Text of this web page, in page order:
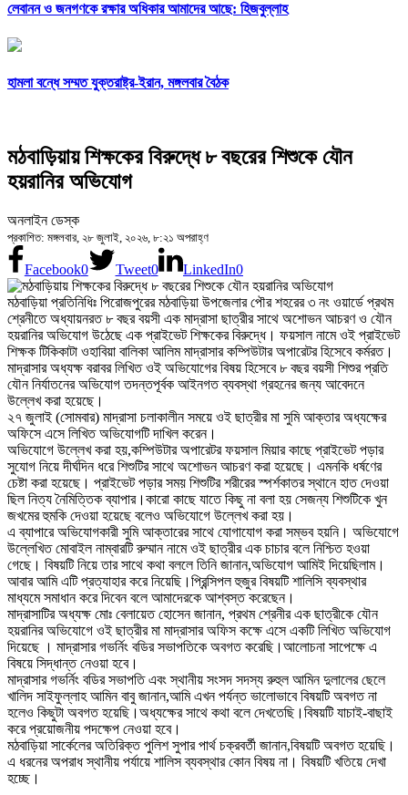
লেবানন ও জনগণকে রক্ষার অধিকার আমাদের আছে: হিজবুল্লাহ
হামলা বন্ধে সম্মত যুক্তরাষ্ট্র-ইরান, মঙ্গলবার বৈঠক
মঠবাড়িয়ায় শিক্ষকের বিরুদ্ধে ৮ বছরের শিশুকে যৌন
হয়রানির অভিযোগ
অনলাইন ডেস্ক
প্রকাশিত: মঙ্গলবার, ২৮ জুলাই, ২০২৬, ৮:২১ অপরাহ্ণ
Facebook0 Tweet0 LinkedIn0
মঠবাড়িয়া প্রতিনিধিঃ পিরোজপুরের মঠবাড়িয়া উপজেলার পৌর শহরের ৩ নং ওয়ার্ডে প্রথম
শ্রেনীতে অধ্যায়নরত ৮ বছর বয়সী এক মাদ্রাসা ছাত্রীর সাথে অশোভন আচরণ ও যৌন
হয়রানির অভিযোগ উঠেছে এক প্রাইভেট শিক্ষকের বিরুদ্ধে। ফয়সাল নামে ওই প্রাইভেট
শিক্ষক টিকিকাটা ওহাবিয়া বালিকা আলিম মাদ্রাসার কম্পিউটার অপারেটর হিসেবে কর্মরত।
মাদ্রাসার অধ্যক্ষ বরাবর লিখিত ওই অভিযোগের বিষয় হিসেবে ৮ বছর বয়সী শিশুর প্রতি
যৌন নির্যাতনের অভিযোগ তদন্তপূর্বক আইনগত ব্যবস্থা গ্রহনের জন্য আবেদনে
উল্লেখ করা হয়েছে।
২৭ জুলাই (সোমবার) মাদ্রাসা চলাকালীন সময়ে ওই ছাত্রীর মা সুমি আক্তার অধ্যক্ষের
অফিসে এসে লিখিত অভিযোগটি দাখিল করেন।
অভিযোগে উল্লেখ করা হয়,কম্পিউটার অপারেটর ফয়সাল মিয়ার কাছে প্রাইভেট পড়ার
সুযোগ নিয়ে দীর্ঘদিন ধরে শিশুটির সাথে অশোভন আচরণ করা হয়েছে। এমনকি ধর্ষণের
চেষ্টা করা হয়েছে। প্রাইভেট পড়ার সময় শিশুটির শরীরের স্পর্শকাতর স্থানে হাত দেওয়া
ছিল নিত্য নৈমিত্তিক ব্যাপার।কারো কাছে যাতে কিছু না বলা হয় সেজন্য শিশুটিকে খুন
জখমের হুমকি দেওয়া হয়েছে বলেও অভিযোগে উল্লেখ করা হয়।
এ ব্যাপারে অভিযোগকারী সুমি আক্তারের সাথে যোগাযোগ করা সম্ভব হয়নি। অভিযোগে
উল্লেখিত মোবাইল নাম্বারটি রুম্মান নামে ওই ছাত্রীর এক চাচার বলে নিশ্চিত হওয়া
গেছে। বিষয়টি নিয়ে তার সাথে কথা বললে তিনি জানান,অভিযোগ আমিই দিয়েছিলাম।
আবার আমি এটি প্রত্যাহার করে নিয়েছি।প্রিন্সিপল হুজুর বিষয়টি শালিসি ব্যবস্থার
মাধ্যমে সমাধান করে দিবেন বলে আমাদেরকে আশ্বস্ত করেছেন।
মাদ্রাসাটির অধ্যক্ষ মোঃ বেলায়েত হোসেন জানান, প্রথম শ্রেনীর এক ছাত্রীকে যৌন
হয়রানির অভিযোগে ওই ছাত্রীর মা মাদ্রাসার অফিস কক্ষে এসে একটি লিখিত অভিযোগ
দিয়েছে । মাদ্রাসার গভর্নিং বডির সভাপতিকে অবগত করেছি।আলোচনা সাপেক্ষে এ
বিষয়ে সিদ্ধান্ত নেওয়া হবে।
মাদ্রাসার গভর্নিং বডির সভাপতি এবং স্থানীয় সংসদ সদস্য রুহুল আমিন দুলালের ছেলে
খালিদ সাইফুল্লাহ আমিন বাবু জানান,আমি এখন পর্যন্ত ভালোভাবে বিষয়টি অবগত না
হলেও কিছুটা অবগত হয়েছি।অধ্যক্ষের সাথে কথা বলে দেখতেছি।বিষয়টি যাচাই-বাছাই
করে প্রয়োজনীয় পদক্ষেপ নেওয়া হবে।
মঠবাড়িয়া সার্কেলের অতিরিক্ত পুলিশ সুপার পার্থ চক্রবর্তী জানান,বিষয়টি অবগত হয়েছি।
এ ধরনের অপরাধ স্থানীয় পর্যায়ে শালিস ব্যবস্থার কোন বিষয় না। বিষয়টি খতিয়ে দেখা
হচ্ছে।